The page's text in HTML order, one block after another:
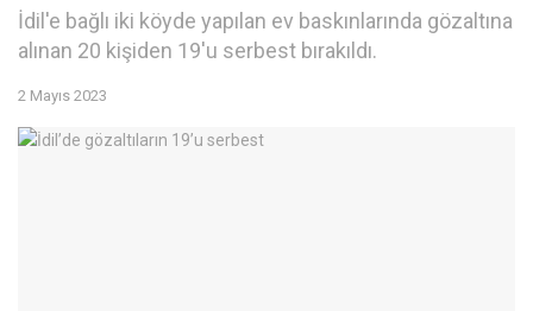
İdil'e bağlı iki köyde yapılan ev baskınlarında gözaltına
alınan 20 kişiden 19'u serbest bırakıldı.
2 Mayıs 2023